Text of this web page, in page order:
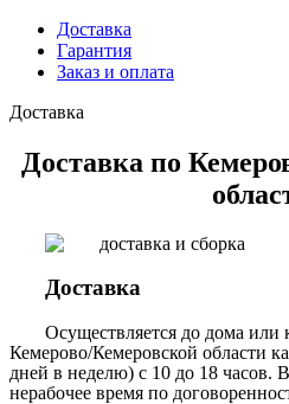
Доставка
Гарантия
Заказ и оплата
Доставка
Доставка по
Доставка
Осуществляется до дома или
Кемерово/Кемеровской области
дней в неделю) с 10 до 18 часов.
нерабочее время по